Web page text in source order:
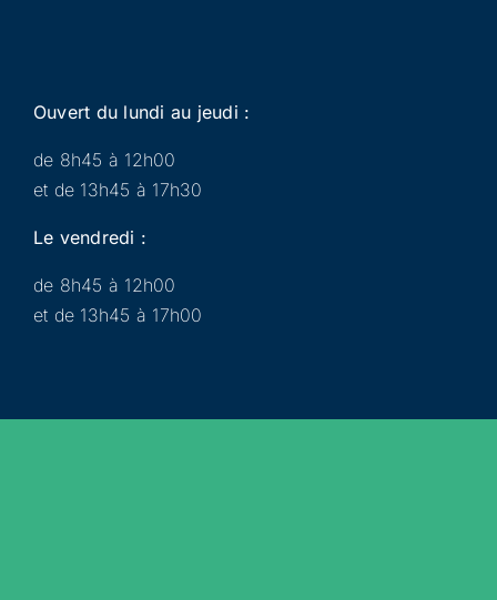
Ouvert du lundi au jeudi :
de 8h45 à 12h00
et de 13h45 à 17h30
Le vendredi :
de 8h45 à 12h00
et de 13h45 à 17h00